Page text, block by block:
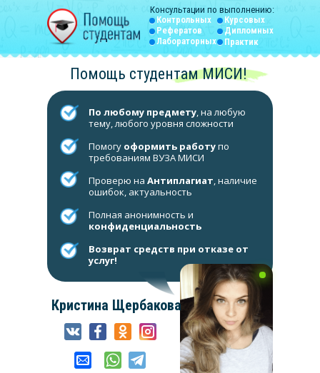
Лабораторных
Дипломных
Курсовых
Контрольных
Рефератов
Консультации по выполнению:
Практик
Помощь студентам МИСИ!
Кристина Щербакова
По любому предмету, на любую
тему, любого уровня сложности
Помогу оформить работупо
требованиям ВУЗА МИСИ
Проверю на Антиплагиат, наличие
ошибок, актуальность
Полная анонимность и
конфиденциальность
Возврат средств при отказе от
услуг!